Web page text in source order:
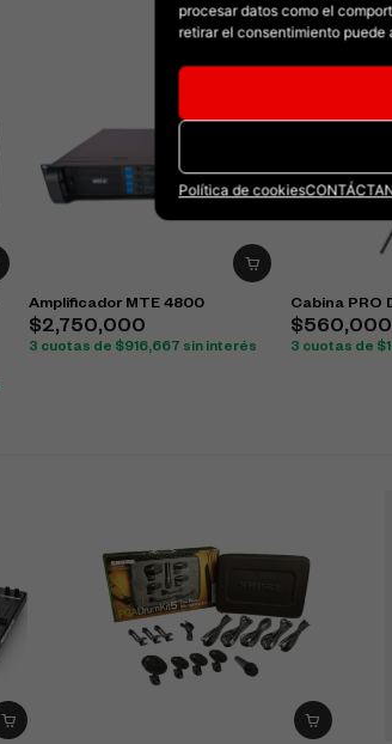
procesar datos como el
retirar el consentimiento
Política de cookies
Amplificador MTE 4800
$2,750,000
3 cuotas de $916,667 sin interés
Cabina PRO
$560,000
3 cuotas de $